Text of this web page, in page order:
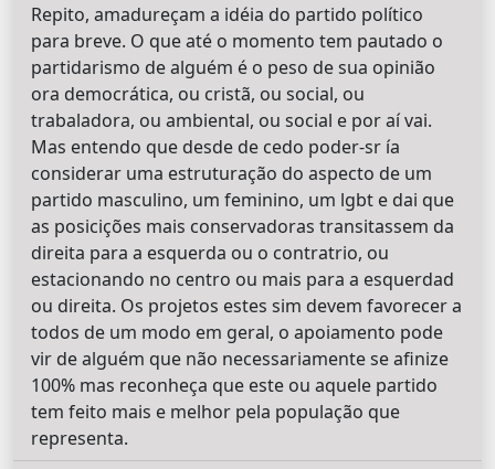
Repito, amadureçam a idéia do partido político
para breve. O que até o momento tem pautado o
partidarismo de alguém é o peso de sua opinião
ora democrática, ou cristã, ou social, ou
trabaladora, ou ambiental, ou social e por aí vai.
Mas entendo que desde de cedo poder-sr ía
considerar uma estruturação do aspecto de um
partido masculino, um feminino, um lgbt e dai que
as posicições mais conservadoras transitassem da
direita para a esquerda ou o contratrio, ou
estacionando no centro ou mais para a esquerdad
ou direita. Os projetos estes sim devem favorecer a
todos de um modo em geral, o apoiamento pode
vir de alguém que não necessariamente se afinize
100% mas reconheça que este ou aquele partido
tem feito mais e melhor pela população que
representa.